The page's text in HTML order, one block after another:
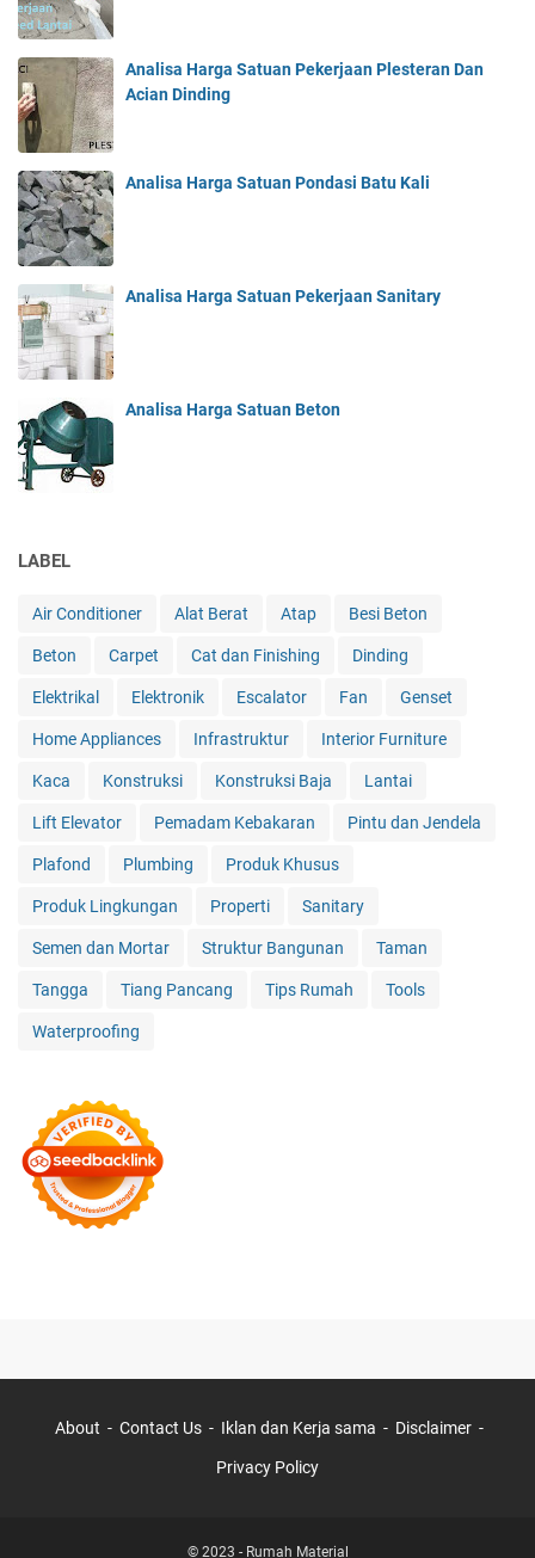
Analisa Harga Satuan Pekerjaan Plesteran Dan
Acian Dinding
Analisa Harga Satuan Pondasi Batu Kali
Analisa Harga Satuan Pekerjaan Sanitary
Analisa Harga Satuan Beton
LABEL
Air Conditioner Alat Berat Atap Besi Beton
Beton Carpet Cat dan Finishing Dinding
Elektrikal Elektronik Escalator Fan Genset
Home Appliances Infrastruktur Interior Furniture
Kaca Konstruksi Konstruksi Baja Lantai
Lift Elevator Pemadam Kebakaran Pintu dan Jendela
Plafond Plumbing Produk Khusus
Produk Lingkungan Properti Sanitary
Semen dan Mortar Struktur Bangunan Taman
Tangga Tiang Pancang Tips Rumah Tools
Waterproofing
About Contact Us Iklan dan Kerja sama Disclaimer
Privacy Policy
© 2023 - Rumah Material